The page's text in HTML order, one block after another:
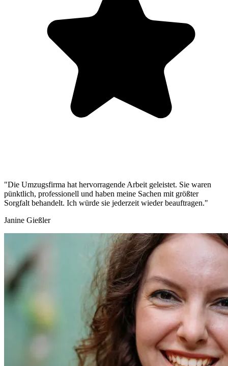
"Die Umzugsfirma hat hervorragende Arbeit geleistet. Sie waren
pünktlich, professionell und haben meine Sachen mit größter
Sorgfalt behandelt. Ich würde sie jederzeit wieder beauftragen."
Janine Gießler